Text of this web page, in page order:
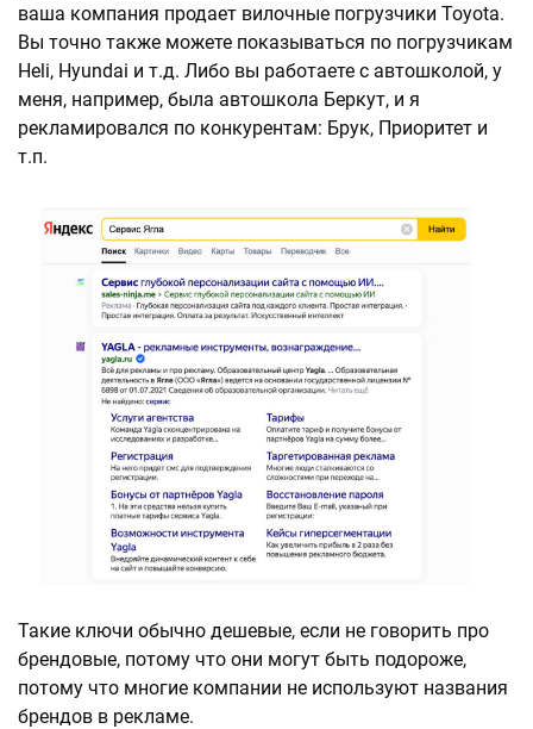
ваша компания продает вилочные погрузчики Toyota.
Вы точно также можете показываться по погрузчикам
Heli, Hyundai и т.д. Либо вы работаете с автошколой, у
меня, например, была автошкола Беркут, и я
рекламировался по конкурентам: Брук, Приоритет и
т.п.
Такие ключи обычно дешевые, если не говорить про
брендовые, потому что они могут быть подороже,
потому что многие компании не используют названия
брендов в рекламе.